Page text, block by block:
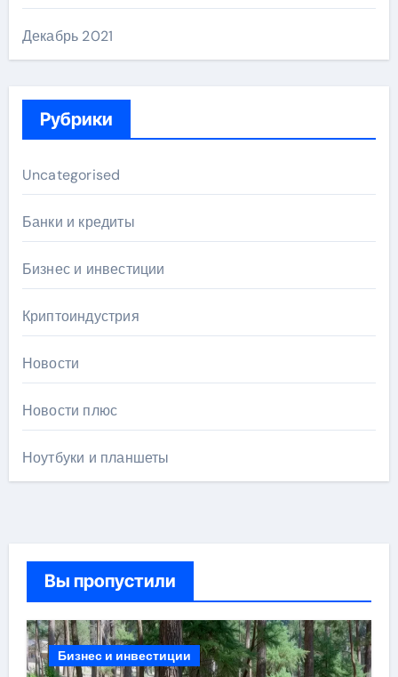
Декабрь 2021
Рубрики
Uncategorised
Банки и кредиты
Бизнес и инвестиции
Криптоиндустрия
Новости
Новости плюс
Ноутбуки и планшеты
Вы пропустили
Бизнес и инвестиции